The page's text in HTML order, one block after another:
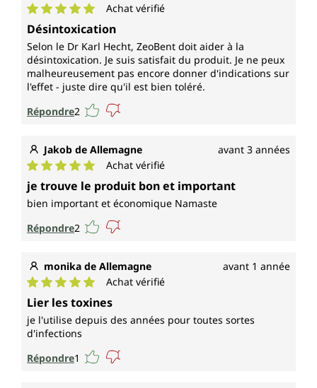
Note moyenne de 5 sur 5 étoiles
Achat vérifié
Désintoxication
Selon le Dr Karl Hecht, ZeoBent doit aider à la
désintoxication. Je suis satisfait du produit. Je ne peux
malheureusement pas encore donner d'indications sur
l'effet - juste dire qu'il est bien toléré.
Répondre2
Jakob de Allemagne avant 3 années
Note moyenne de 5 sur 5 étoiles
Achat vérifié
je trouve le produit bon et important
bien important et économique Namaste
Répondre2
monika de Allemagne avant 1 année
Note moyenne de 5 sur 5 étoiles
Achat vérifié
Lier les toxines
je l'utilise depuis des années pour toutes sortes
d'infections
Répondre1